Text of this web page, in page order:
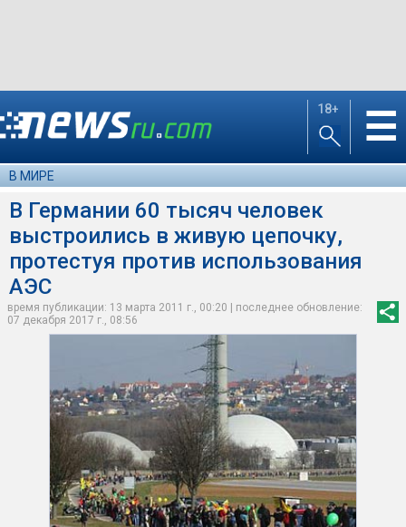
18+ ☰
В МИРЕ
В Германии 60 тысяч человек
выстроились в живую цепочку,
протестуя против использования
АЭС
время публикации: 13 марта 2011 г., 00:20 | последнее обновление:
07 декабря 2017 г., 08:56